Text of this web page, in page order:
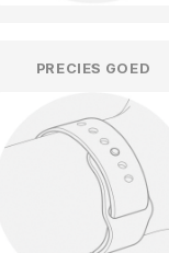
PRECIES GOED